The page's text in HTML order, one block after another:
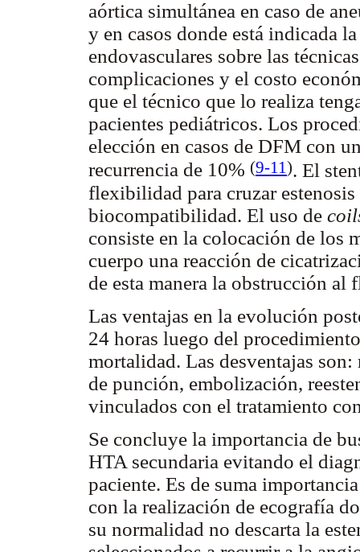
aórtica simultánea en caso de
y en casos donde está indicada
endovasculares sobre las
complicaciones y el costo
que el técnico que lo realiza
pacientes pediátricos. Los
elección en casos de DFM con
recurrencia de 10% (9-11). El
flexibilidad para cruzar
biocompatibilidad. El uso de
consiste en la colocación de los
cuerpo una reacción de
de esta manera la obstrucción al
Las ventajas en la evolución
24 horas luego del
mortalidad. Las desventajas
de punción, embolización,
vinculados con el tratamiento
Se concluye la importancia de
HTA secundaria evitando el
paciente. Es de suma
con la realización de ecografía
su normalidad no descarta la